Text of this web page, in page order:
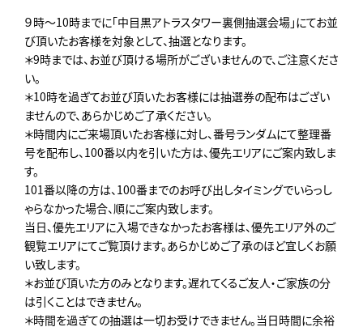
９時～10時までに「中目黒アトラスタワー裏側抽選会場」にてお並
び頂いたお客様を対象として、抽選となります。
＊9時までは、お並び頂ける場所がございませんので、ご注意くださ
い。
＊10時を過ぎてお並び頂いたお客様には抽選券の配布はござい
ませんので、あらかじめご了承ください。
＊時間内にご来場頂いたお客様に対し、番号ランダムにて整理番
号を配布し、100番以内を引いた方は、優先エリアにご案内致しま
す。
101番以降の方は、100番までのお呼び出しタイミングでいらっし
ゃらなかった場合、順にご案内致します。
当日、優先エリアに入場できなかったお客様は、優先エリア外のご
観覧エリアにてご覧頂けます。あらかじめご了承のほど宜しくお願
い致します。
＊お並び頂いた方のみとなります。遅れてくるご友人・ご家族の分
は引くことはできません。
＊時間を過ぎての抽選は一切お受けできません。当日時間に余裕